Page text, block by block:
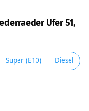
Ufer 51,
Super (E10) Diesel